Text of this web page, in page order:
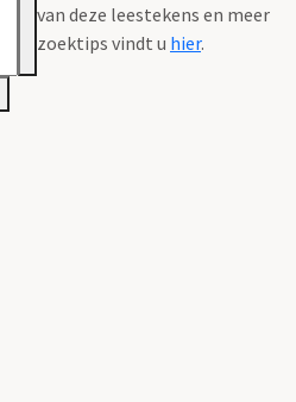
van deze leestekens en meer
zoektips vindt u hier.